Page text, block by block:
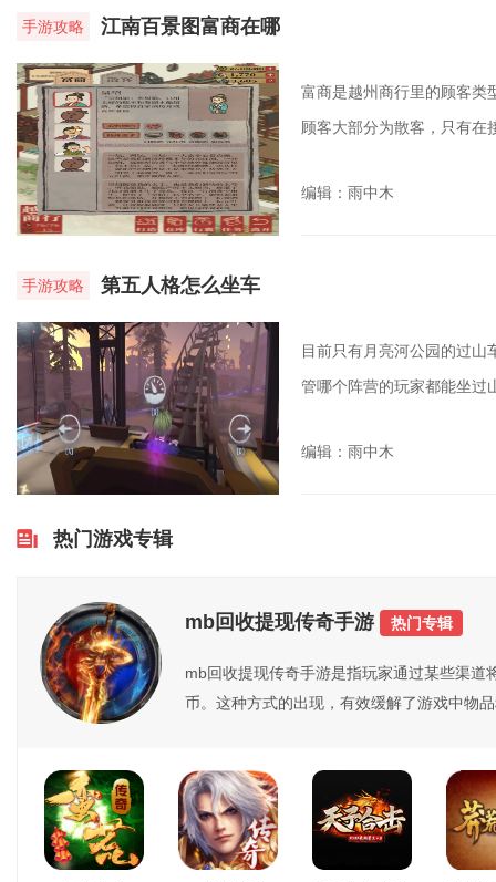
手游攻略 江南百景图富商在哪
富商是越州商行里的顾客类
顾客大部分为散客，只有在
编辑：雨中木
手游攻略 第五人格怎么坐车
目前只有月亮河公园的过山
管哪个阵营的玩家都能坐过
编辑：雨中木
热门游戏专辑
mb回收提现传奇手游 热门专辑
mb回收提现传奇手游是指玩家通过某些渠
币。这种方式的出现，有效缓解了游戏中物